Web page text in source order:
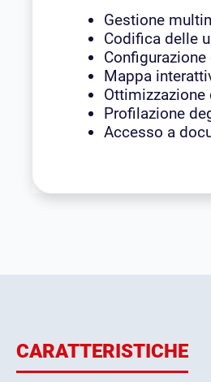
Gestione
Codifica delle
Mappa
Profilazione
Accesso a
CARATTERISTICHE